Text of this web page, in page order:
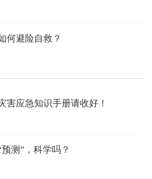
何避险自救？
害应急知识手册请收好！
测”，科学吗？